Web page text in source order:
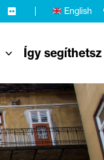
English
Így segíthetsz